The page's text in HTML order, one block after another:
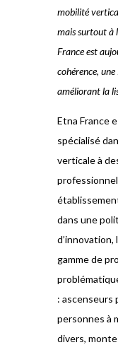
mobilité
mais surtout à
France est
cohérence,
améliorant la
Etna France
spécialisé
verticale à
dans une
gamme de
: ascenseurs
personnes à
divers,